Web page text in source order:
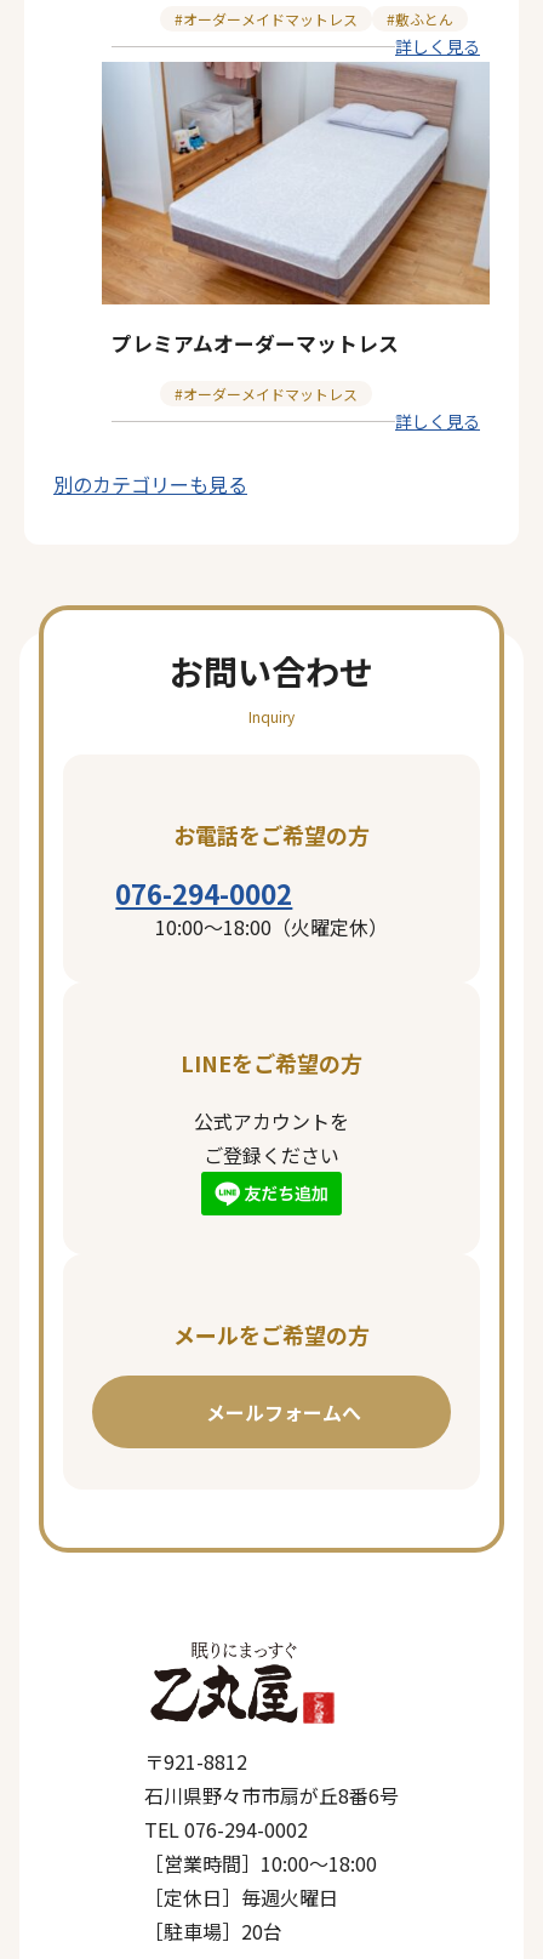
テ
オーダーメイドマットレス 敷ふとん
詳しく見る
プレミアムオーダーマットレス
テ
リ
オーダーメイドマットレス
詳しく見る
別のカテゴリーも見る
お問い合わせ
Inquiry
お電話をご希望の方
076-294-0002
10:00〜18:00（火曜定休）
LINEをご希望の方
公式アカウントを
ご登録ください
メールをご希望の方
メールフォームへ
〒921-8812
石川県野々市市扇が丘8番6号
TEL 076-294-0002
［営業時間］10:00〜18:00
［定休日］毎週火曜日
［駐車場］20台